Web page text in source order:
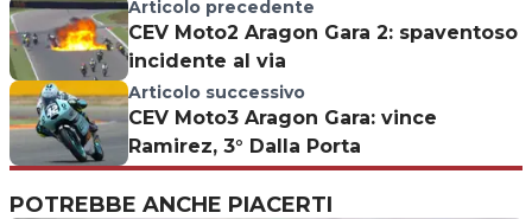
Articolo precedente
CEV Moto2 Aragon Gara 2: spaventoso
incidente al via
Articolo successivo
CEV Moto3 Aragon Gara: vince
Ramirez, 3° Dalla Porta
POTREBBE ANCHE PIACERTI